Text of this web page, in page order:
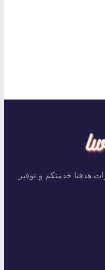
خدمتكم و توفير